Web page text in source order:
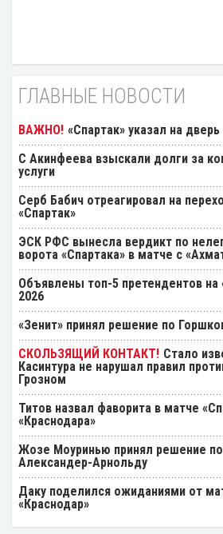
ГЛАВНЫЕ НОВОСТИ
«Спартак» указал на
С Акинфеева взыскали долги за
услуги
Серб Бабич отреагировал на
«Спартак»
ЭСК РФС вынесла вердикт по
ворота «Спартака» в матче с
Объявлены топ-5 претендентов на
2026
«Зенит» принял решение по
Стало
Касинтура не нарушал правил
Грозном
Титов назвал фаворита в матче
«Краснодара»
Жозе Моуринью принял решение
Александер-Арнольду
Даку поделился ожиданиями от
«Краснодар»